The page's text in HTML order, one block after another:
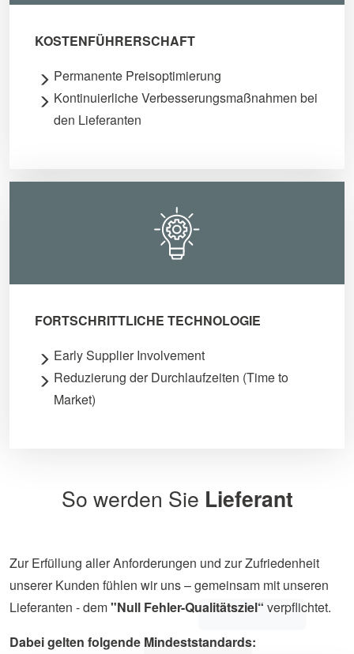
KOSTENFÜHRERSCHAFT
Permanente Preisoptimierung
Kontinuierliche Verbesserungsmaßnahmen bei
den Lieferanten
FORTSCHRITTLICHE TECHNOLOGIE
Early Supplier Involvement
Reduzierung der Durchlaufzeiten (Time to
Market)
So werden Sie Lieferant
Zur Erfüllung aller Anforderungen und zur Zufriedenheit
unserer Kunden fühlen wir uns – gemeinsam mit unseren
Lieferanten - dem"Null Fehler-Qualitätsziel“ verpflichtet.
Dabei gelten folgende Mindeststandards: